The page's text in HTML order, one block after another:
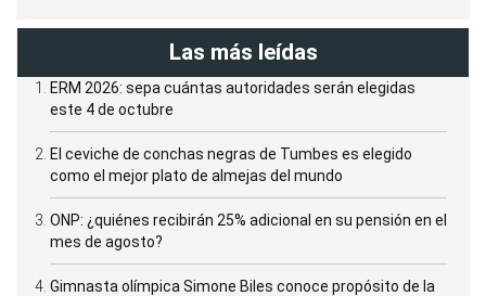
Las más leídas
ERM 2026: sepa cuántas autoridades serán elegidas
este 4 de octubre
El ceviche de conchas negras de Tumbes es elegido
como el mejor plato de almejas del mundo
ONP: ¿quiénes recibirán 25% adicional en su pensión en el
mes de agosto?
Gimnasta olímpica Simone Biles conoce propósito de la